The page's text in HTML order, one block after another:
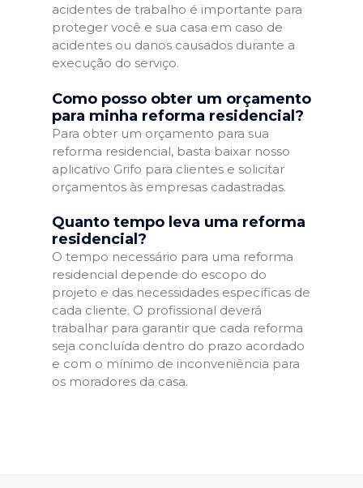
acidentes de trabalho é importante para
proteger você e sua casa em caso de
acidentes ou danos causados durante a
execução do serviço.
Como posso obter um orçamento
para minha reforma residencial?
Para obter um orçamento para sua
reforma residencial, basta baixar nosso
aplicativo Grifo para clientes e solicitar
orçamentos às empresas cadastradas.
Quanto tempo leva uma reforma
residencial?
O tempo necessário para uma reforma
residencial depende do escopo do
projeto e das necessidades específicas de
cada cliente. O profissional deverá
trabalhar para garantir que cada reforma
seja concluída dentro do prazo acordado
e com o mínimo de inconveniência para
os moradores da casa.